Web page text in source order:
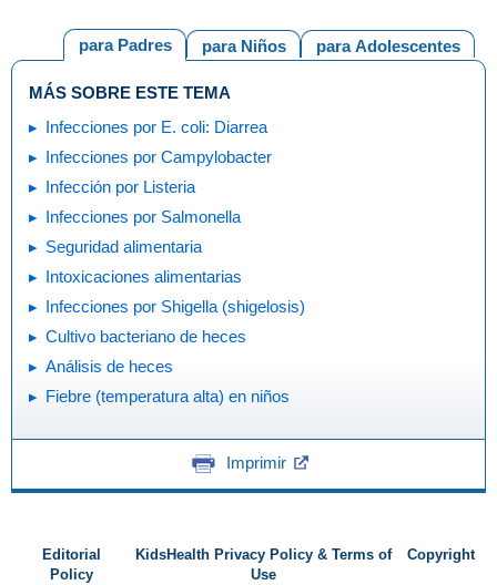
para Adolescentes
para Niños
para Padres
MÁS SOBRE ESTE TEMA
Infecciones por E. coli: Diarrea
Infecciones por Campylobacter
Infección por Listeria
Infecciones por Salmonella
Seguridad alimentaria
Intoxicaciones alimentarias
Infecciones por Shigella (shigelosis)
Cultivo bacteriano de heces
Análisis de heces
Fiebre (temperatura alta) en niños
Imprimir
Editorial
Policy
KidsHealth Privacy Policy & Terms of
Use
Copyright